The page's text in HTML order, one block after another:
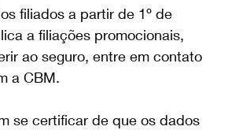
filiados a partir de 1º de
a filiações promocionais,
ao seguro, entre em contato
a CBM.
se certificar de que os dados